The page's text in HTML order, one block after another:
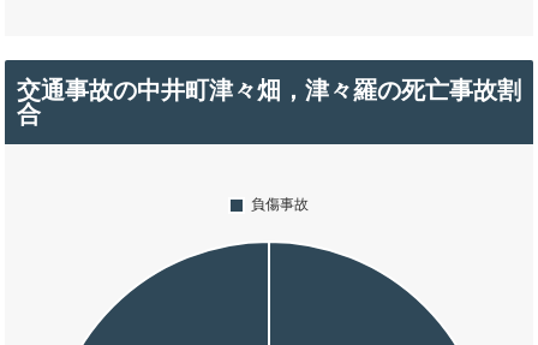
交通事故の中井町津々畑，津々羅の死亡事故割
合